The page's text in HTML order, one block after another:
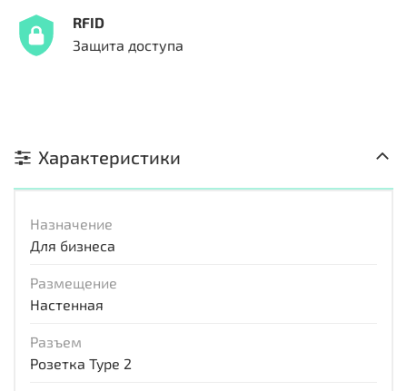
RFID
Защита доступа
Характеристики
Назначение
Для бизнеса
Размещение
Настенная
Разъем
Розетка Type 2